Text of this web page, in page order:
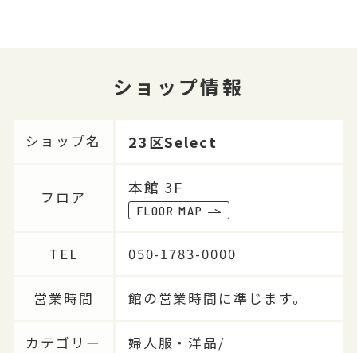
ショップ情報
ショップ名 23区Select
フロア
本館 3F
FLOOR MAP
TEL 050-1783-0000
営業時間 館の営業時間に準じます。
カテゴリー 婦人服・洋品/